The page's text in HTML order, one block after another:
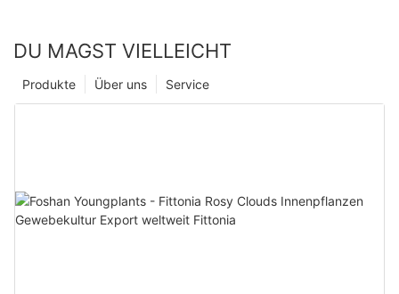
DU MAGST VIELLEICHT
Service
Über uns
Produkte